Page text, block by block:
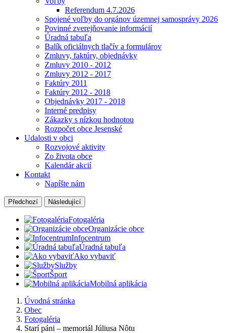
Referendum 4.7.2026
Spojené voľby do orgánov územnej samosprávy 2026
Povinné zverejňovanie informácií
Úradná tabuľa
Balík oficiálnych tlačív a formulárov
Zmluvy, faktúry, objednávky
Zmluvy 2010 - 2012
Zmluvy 2012 - 2017
Faktúry 2011
Faktúry 2012 - 2018
Objednávky 2017 - 2018
Interné predpisy
Zákazky s nízkou hodnotou
Rozpočet obce Jesenské
Udalosti v obci
Rozvojové aktivity
Zo života obce
Kalendár akcií
Kontakt
Napíšte nám
Předchozí Následující
Fotogaléria
Organizácie obce
Infocentrum
Úradná tabuľa
Ako vybaviť
Služby
Šport
Mobilná aplikácia
Úvodná stránka
Obec
Fotogaléria
Starí páni – memoriál Júliusa Nôtu